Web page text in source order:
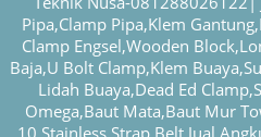
Pipa,Clamp Pipa,Klem
Clamp Engsel,Wooden
Baja,U Bolt Clamp,Klem
Lidah Buaya,Dead Ed
Omega,Baut Mata,Baut Mur
10,Stainless Strap Belt,Jual